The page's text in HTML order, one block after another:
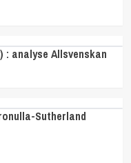
: analyse Allsvenskan
Sutherland